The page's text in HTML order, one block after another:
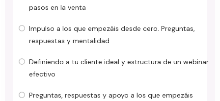
pasos en la venta
Impulso a los que empezáis desde cero. Preguntas,
respuestas y mentalidad
Definiendo a tu cliente ideal y estructura de un webinar
efectivo
Preguntas, respuestas y apoyo a los que empezáis